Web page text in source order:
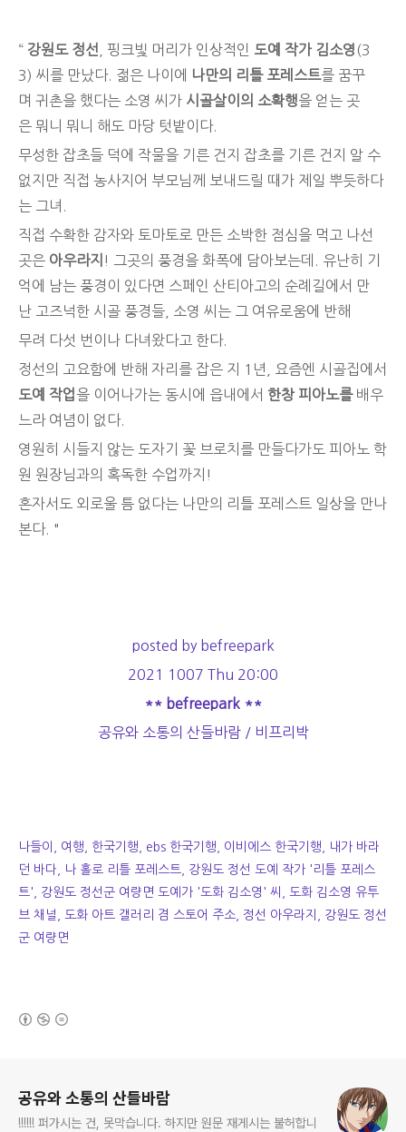
“ 강원도 정선 , 핑크빛 머리가 인상적인 도예 작가 김소영 (3
3) 씨를 만났다. 젊은 나이에
나만의 리틀 포레스트를 꿈꾸
며 귀촌을 했다는 소영 씨가 시골살이의 소확행을 얻는 곳
은 뭐니 뭐니 해도 마당 텃밭이다.
무성한 잡초들 덕에 작물을 기른 건지 잡초를 기른 건지 알 수
없지만 직접 농사지어 부모님께 보내드릴 때가 제일 뿌듯하다
는 그녀.
직접 수확한 감자와 토마토로 만든 소박한 점심을 먹고 나선
곳은 아우라지 ! 그곳의 풍경을 화폭에 담아보는데. 유난히 기
억에 남는 풍경이 있다면 스페인 산티아고의 순례길에서 만
난 고즈넉한 시골 풍경들, 소영 씨는 그 여유로움에 반해
무려 다섯 번이나 다녀왔다고 한다.
정선의 고요함에 반해 자리를 잡은 지 1년, 요즘엔 시골집에서
도예 작업을 이어나가는 동시에 읍내에서 한창 피아노를배우
느라 여념이 없다.
영원히 시들지 않는 도자기 꽃 브로치를 만들다가도 피아노 학
원 원장님과의 혹독한 수업까지!
혼자서도 외로울 틈 없다는 나만의 리틀 포레스트 일상을 만나
본다. "
posted by befreepark
2021 1007 Thu 20:00
** befreepark **
공유와 소통의 산들바람 / 비프리박
나들이, 여행, 한국기행, ebs 한국기행, 이비에스 한국기행, 내가 바라
던 바다, 나 홀로 리틀 포레스트, 강원도 정선 도예 작가 '리틀 포레스
트', 강원도 정선군 여량면 도예가 '도화 김소영' 씨, 도화 김소영 유투
브 채널, 도화 아트 갤러리 겸 스토어 주소, 정선 아우라지, 강원도 정선
군 여량면
공유와 소통의 산들바람
!!!!!! 퍼가시는 건, 못막습니다. 하지만 원문 재게시는 불허합니